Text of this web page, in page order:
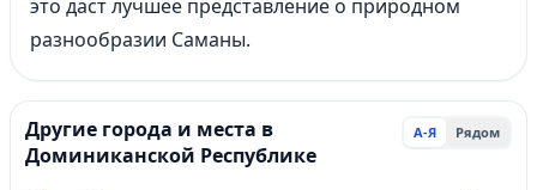
это даст лучшее представление о природном
разнообразии Саманы.
Другие города и места в
Доминиканской Республике
А-Я Рядом